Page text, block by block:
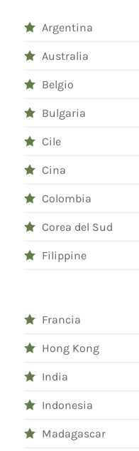
Argentina
Australia
Belgio
Bulgaria
Cile
Cina
Colombia
Corea del Sud
Filippine
Francia
Hong Kong
India
Indonesia
Madagascar